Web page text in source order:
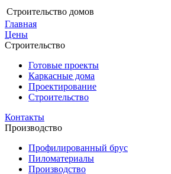
Строительство домов
Главная
Цены
Строительство
Готовые проекты
Каркасные дома
Проектирование
Строительство
Контакты
Производство
Профилированный брус
Пиломатериалы
Производство